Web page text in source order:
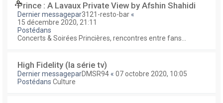
Prince : A Lavaux Private View by Afshin Shahidi
Dernier messagepar3121-resto-bar «
15 décembre 2020, 21:11
Postédans
Concerts & Soirées Princières, rencontres entre fans...
High Fidelity (la série tv)
Dernier messageparDMSR94 « 07 octobre 2020, 10:05
Postédans Culture